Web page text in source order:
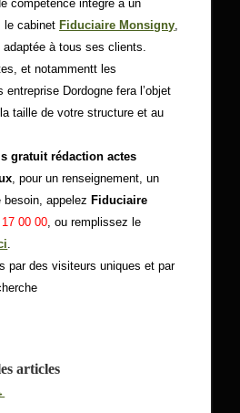
compétence intégré à un
le cabinet Fiduciaire Monsigny,
adaptée à tous ses clients.
et notammentt les
Dordogne fera l’objet
taille de votre structure et au
gratuit rédaction actes
, pour un renseignement, un
appelez Fiduciaire
00 00, ou remplissez le
.
par des visiteurs uniques et par
articles